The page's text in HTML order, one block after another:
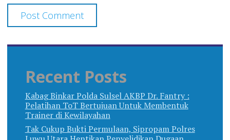
Recent Posts
Kabag Binkar Polda Sulsel AKBP Dr. Fantry :
Pelatihan ToT Bertujuan Untuk Membentuk
Trainer di Kewilayahan
Tak Cukup Bukti Permulaan, Sipropam Polres